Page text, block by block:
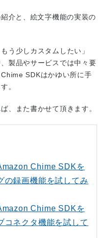
介と、絵文字機能の実装の
う少しカスタムしたい」
製品やサービスでは中々要
SDKはかゆい所に手
。
、また書かせて頂きます。
Chime SDKを
の録画機能を試してみ
Chime SDKを
コネクタ機能を試して